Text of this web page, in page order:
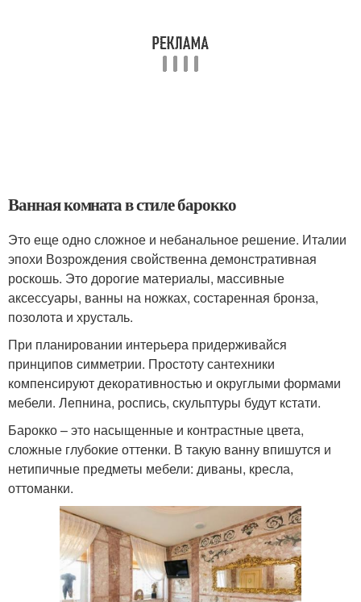
Ванная комната в стиле барокко
Это еще одно сложное и небанальное решение. Италии
эпохи Возрождения свойственна демонстративная
роскошь. Это дорогие материалы, массивные
аксессуары, ванны на ножках, состаренная бронза,
позолота и хрусталь.
При планировании интерьера придерживайся
принципов симметрии. Простоту сантехники
компенсируют декоративностью и округлыми формами
мебели. Лепнина, роспись, скульптуры будут кстати.
Барокко – это насыщенные и контрастные цвета,
сложные глубокие оттенки. В такую ванну впишутся и
нетипичные предметы мебели: диваны, кресла,
оттоманки.